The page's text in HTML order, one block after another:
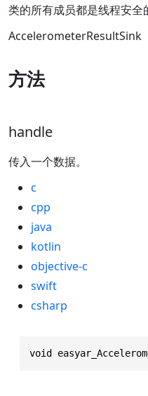
类的所有成员都是线程安全
AccelerometerResultSink
方法
handle
传入一个数据。
c
cpp
java
kotlin
objective-c
swift
csharp
void